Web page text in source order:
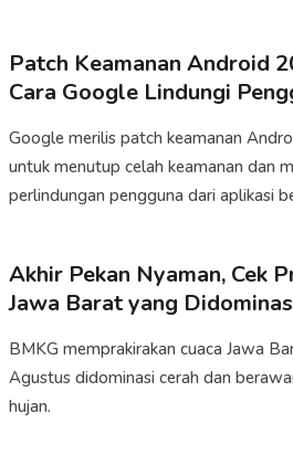
Patch Keamanan Android
Cara Google Lindungi
Google merilis patch keamanan
untuk menutup celah keamanan dan
perlindungan pengguna dari aplikasi
Akhir Pekan Nyaman, Cek
Jawa Barat yang
BMKG memprakirakan cuaca Jawa
Agustus didominasi cerah dan
hujan.